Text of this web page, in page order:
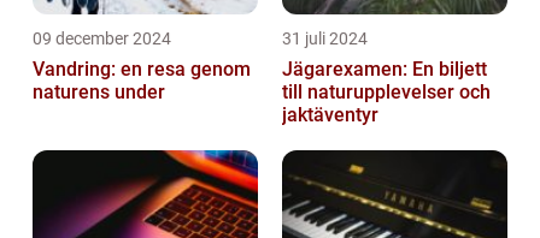
09 december 2024
Vandring: en resa genom
naturens under
31 juli 2024
Jägarexamen: En biljett
till naturupplevelser och
jaktäventyr